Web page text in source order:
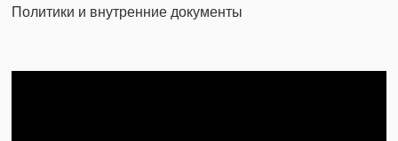
Политики и внутренние документы